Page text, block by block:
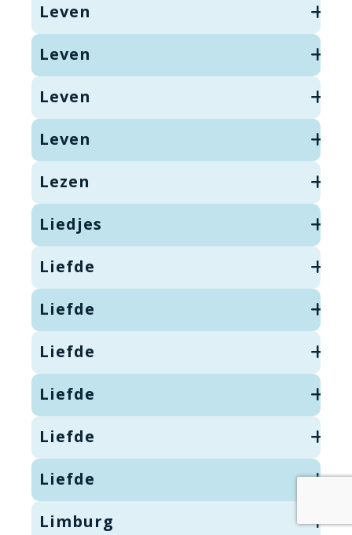
Leven
Leven
Leven
Leven
Lezen
Liedjes
Liefde
Liefde
Liefde
Liefde
Liefde
Liefde
Limburg